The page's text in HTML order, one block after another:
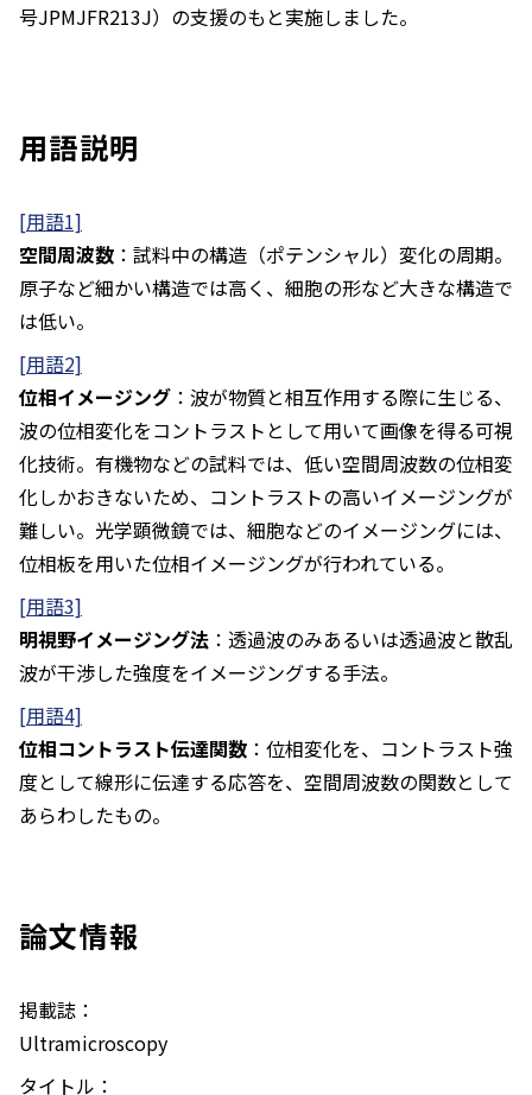
号JPMJFR213J）の支援のもと実施しました。
用語説明
[用語1]
空間周波数 ：試料中の構造（ポテンシャル）変化の周期。
原子など細かい構造では高く、細胞の形など大きな構造で
は低い。
[用語2]
位相イメージング ：波が物質と相互作用する際に生じる、
波の位相変化をコントラストとして用いて画像を得る可視
化技術。有機物などの試料では、低い空間周波数の位相変
化しかおきないため、コントラストの高いイメージングが
難しい。光学顕微鏡では、細胞などのイメージングには、
位相板を用いた位相イメージングが行われている。
[用語3]
明視野イメージング法 ：透過波のみあるいは透過波と散乱
波が干渉した強度をイメージングする手法。
[用語4]
位相コントラスト伝達関数 ：位相変化を、コントラスト強
度として線形に伝達する応答を、空間周波数の関数として
あらわしたもの。
論文情報
掲載誌：
Ultramicroscopy
タイトル：